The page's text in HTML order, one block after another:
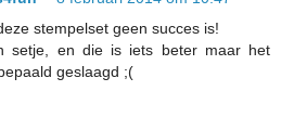
stempelset geen succes is!
setje, en die is iets beter maar het
geslaagd ;(